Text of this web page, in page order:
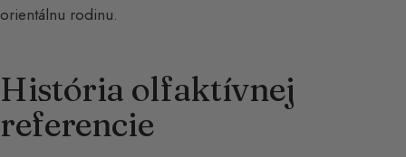
orientálnu rodinu.
História olfaktívnej
referencie